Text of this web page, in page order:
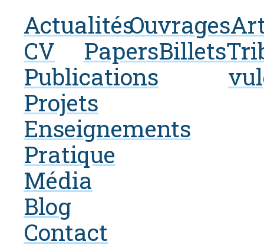
Actualités
CV
Publications
Projets
Enseignements
Pratique
Média
Blog
Contact
Ouvrages
PapersBillets